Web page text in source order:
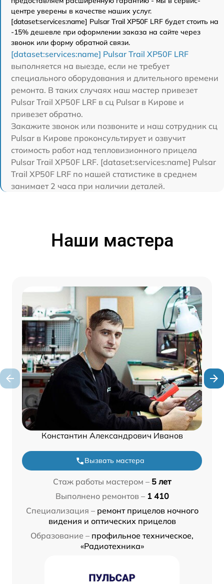
центре уверены в качестве наших услуг.
[dataset:services:name] Pulsar Trail XP50F LRF будет стоить на
-15% дешевле при оформлении заказа на сайте через
звонок или форму обратной связи.
[dataset:services:name] Pulsar Trail XP50F LRF
выполняется на выезде, если не требует
специального оборудования и длительного времени
ремонта. В таких случаях наш мастер привезет
Pulsar Trail XP50F LRF в сц Pulsar в Кирове и
привезет обратно.
Закажите звонок или позвоните и наш сотрудник сц
Pulsar в Кирове проконсультирует и озвучит
стоимость работ над тепловизионного прицела
Pulsar Trail XP50F LRF. [dataset:services:name] Pulsar
Trail XP50F LRF по нашей статистике в среднем
занимает 2 часа при наличии деталей.
Наши мастера
Константин Александрович Иванов
Вызвать мастера
Стаж работы мастером – 5 лет
Выполнено ремонтов – 1 410
Специализация – ремонт прицелов ночного
видения и оптических прицелов
Образование – профильное техническое,
«Радиотехника»